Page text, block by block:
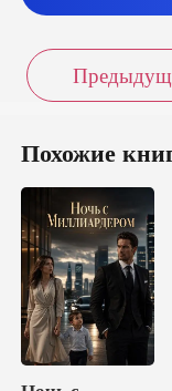
Похожие